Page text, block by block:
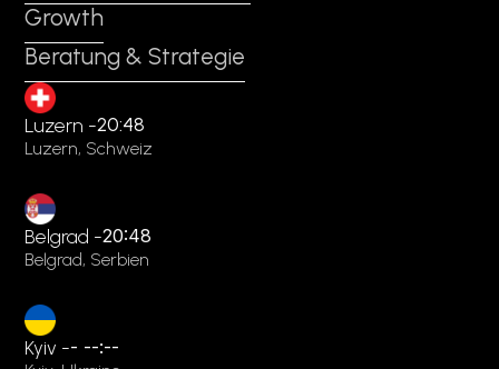
Growth
Beratung & Strategie
Luzern -20:48
Luzern, Schweiz
Belgrad -20:48
Belgrad, Serbien
Kyiv -- --:--